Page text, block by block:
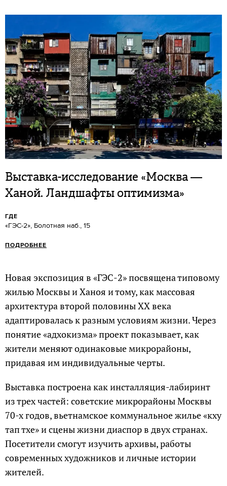
Выставка-исследование «Москва —
Ханой. Ландшафты оптимизма»
ГДЕ
«ГЭС-2», Болотная наб., 15
ПОДРОБНЕЕ
Новая экспозиция в «ГЭС-2» посвящена типовому
жилью Москвы и Ханоя и тому, как массовая
архитектура второй половины XX века
адаптировалась к разным условиям жизни. Через
понятие «адхокизма» проект показывает, как
жители меняют одинаковые микрорайоны,
придавая им индивидуальные черты.
Выставка построена как инсталляция-лабиринт
из трех частей: советские микрорайоны Москвы
70-х годов, вьетнамское коммунальное жилье «кху
тап тхе» и сцены жизни диаспор в двух странах.
Посетители смогут изучить архивы, работы
современных художников и личные истории
жителей.